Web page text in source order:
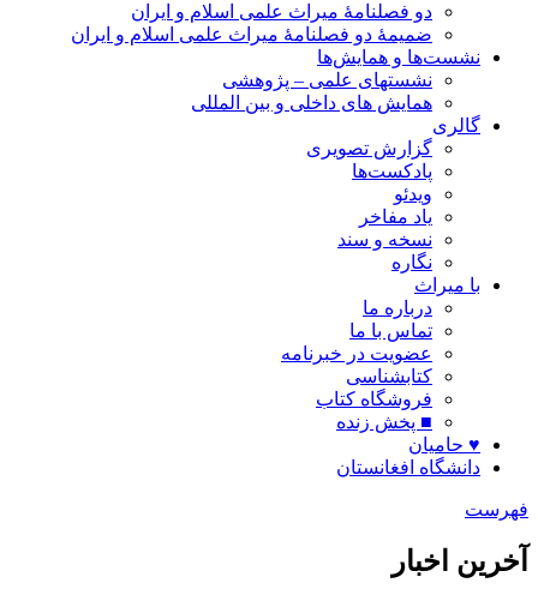
دو فصلنامۀ میراث علمی اسلام و ایران
ضمیمۀ دو فصلنامۀ میراث علمی اسلام و ایران
نشست‌ها و همایش‌ها
نشستهای علمی – پژوهشی
همایش های داخلی و بین المللی
گالری
گزارش تصویری
پادکست‌ها
ویدئو
یاد مفاخر
نسخه و سند
نگاره
با میراث
درباره ما
تماس با ما
عضویت در خبرنامه
کتابشناسی
فروشگاه کتاب
■ پخش زنده
♥ حامیان
دانشگاه افغانستان
فهرست
آخرین اخبار